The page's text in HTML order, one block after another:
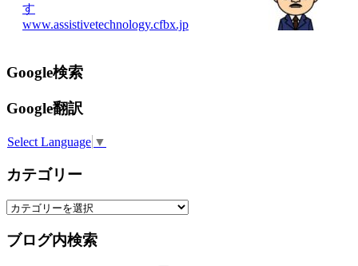
す
www.assistivetechnology.cfbx.jp
Google検索
Google翻訳
Select Language ▼
カテゴリー
カ
ゴ
ブログ内検索